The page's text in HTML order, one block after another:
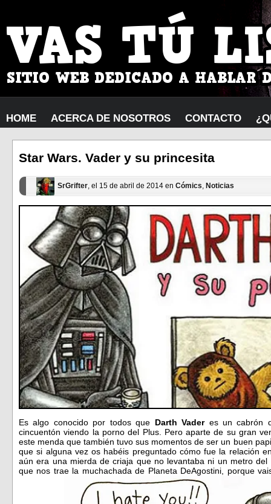
HOME ACERCA DE NOSOTROS CONTACTO
Star Wars. Vader y su princesita
SrGrifter, el 15 de abril de 2014 en Cómics, Noticias
Es algo conocido por todos que Darth Vaderes un cabrón
cincuentón viendo la porno del Plus. Pero aparte de su gran
este menda que también tuvo sus momentos de ser un buen
que si alguna vez os habéis preguntado cómo fue la relación
aún era una mierda de criaja que no levantaba ni un metro
que nos trae la muchachada de Planeta DeAgostini, porque